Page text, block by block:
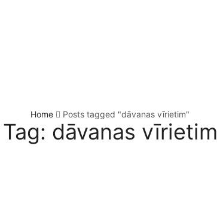
Home Posts tagged "dāvanas vīrietim"
Tag: dāvanas vīrietim